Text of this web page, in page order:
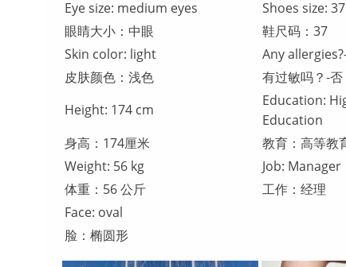
Eye size: medium eyes
Shoes size: 37
眼睛大小：中眼
鞋尺码：37
Skin color: light
Any
皮肤颜色：浅色
有过敏吗？-否
Height: 174 cm
Education:
Education
身高：174厘米
教育：高等教
Weight: 56 kg
Job: Manager
体重：56 公斤
工作：经理
Face: oval
脸：椭圆形